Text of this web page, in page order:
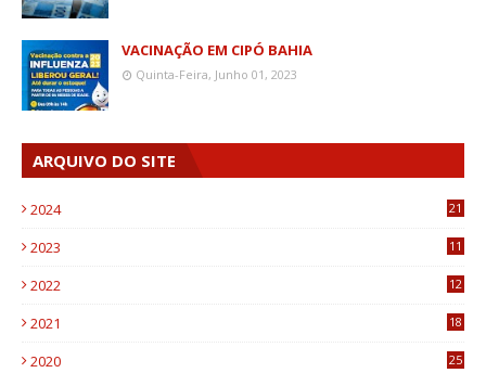
VACINAÇÃO EM CIPÓ BAHIA
Quinta-Feira, Junho 01, 2023
ARQUIVO DO SITE
2024 21
2023
11
2022
12
2021
18
2020
25